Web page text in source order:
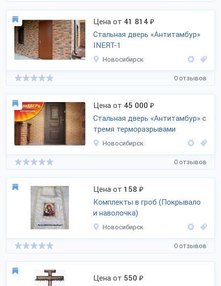
Цена от 41 814 ₽
Стальная дверь «Антитамбур»
INERT-1
Новосибирск
0 отзывов
Цена от 45 000 ₽
Стальная дверь «Антитамбур» c
тремя терморазрывами
Новосибирск
0 отзывов
Цена от 158 ₽
Комплекты в гроб (Покрывало
и наволочка)
Новосибирск
0 отзывов
Цена от 550 ₽